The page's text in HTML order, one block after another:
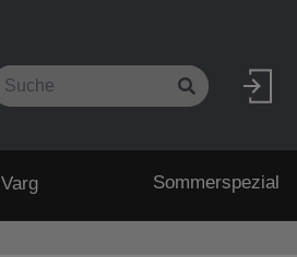
Sommerspezial